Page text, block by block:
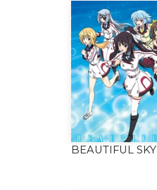
バーズ
BEAUTIFUL SKY